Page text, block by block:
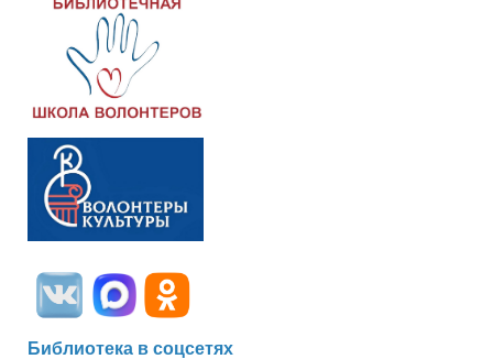
Библиотека в соцсетях